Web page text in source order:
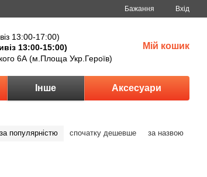
Бажання Вхід
13:00-17:00)
13:00-15:00)
6А (м.Площа Укр.Героїв)
Мій кошик
Інше Аксесуари
за популярністю спочатку дешевше за назвою